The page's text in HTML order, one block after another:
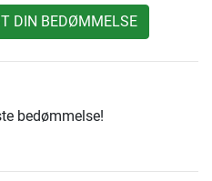
DIN BEDØMMELSE
bedømmelse!